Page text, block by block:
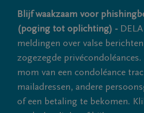
Blijf waakzaam voor
(poging tot oplichting) -
meldingen over valse
zogezegde
mom van een condoléance
mailadressen, andere
of een betaling te bekomen.